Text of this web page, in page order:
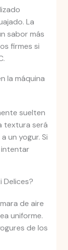
La
sabor más
firmes si
la máquina
suelten
textura será
un yogur. Si
intentar
Delices?
de aire
uniforme.
de los